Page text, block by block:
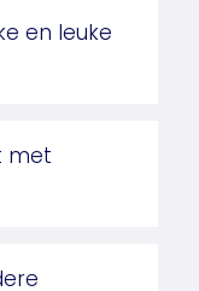
en leuke
met